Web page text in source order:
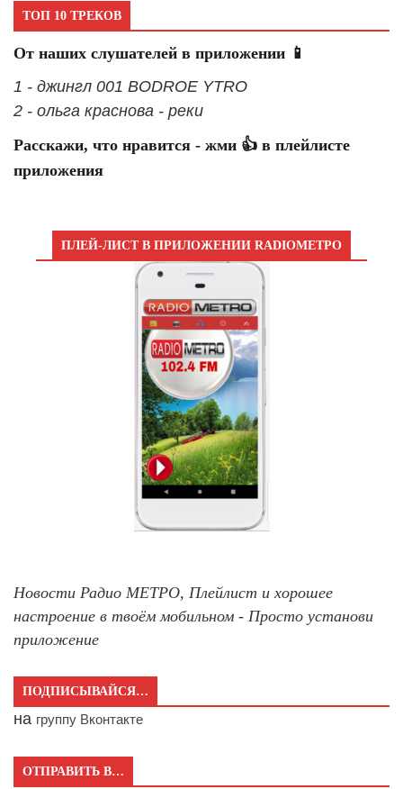
ТОП 10 ТРЕКОВ
От наших слушателей в приложении 📱
1 - джингл 001 BODROE YTRO
2 - ольга краснова - реки
Расскажи, что нравится - жми 👍 в плейлисте
приложения
ПЛЕЙ-ЛИСТ В ПРИЛОЖЕНИИ RADIOМЕТРО
Новости Радио МЕТРО, Плейлист и хорошее
настроение в твоём мобильном - Просто установи
приложение
ПОДПИСЫВАЙСЯ…
на группу Вконтакте
ОТПРАВИТЬ В…